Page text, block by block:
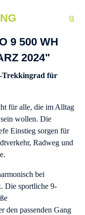
9 500 WH
2024"
Trekkingrad für
für alle, die im Alltag
wollen. Die
Einstieg sorgen für
Radweg und
bei
Die sportliche 9-
den passenden Gang